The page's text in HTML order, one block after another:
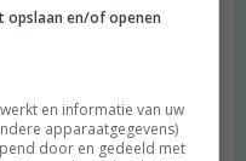
opslaan en/of openen
en informatie van uw
apparaatgegevens)
door en gedeeld met